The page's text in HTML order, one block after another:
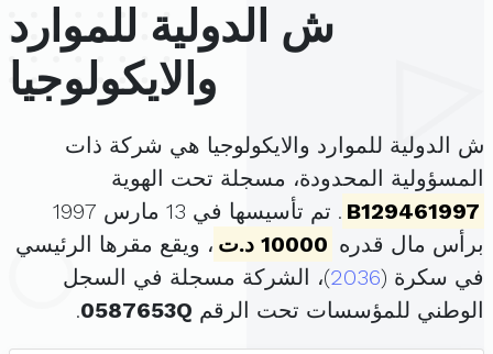
ش الدولية للموارد
والايكولوجيا
ش الدولية للموارد والايكولوجيا هي شركة ذات
المسؤولية المحدودة، مسجلة تحت الهوية
B129461997
. تم تأسيسها في 13 مارس 1997
برأس مال قدره 10000 د.ت
، ويقع مقرها الرئيسي
في سكرة (2036)، الشركة مسجلة في السجل
الوطني للمؤسسات تحت الرقم 0587653Q
.